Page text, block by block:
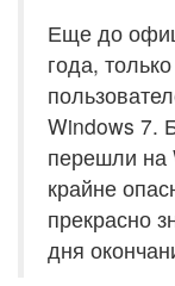
Еще до
года,
Windows 7.
перешли на
крайне
прекрасно
дня